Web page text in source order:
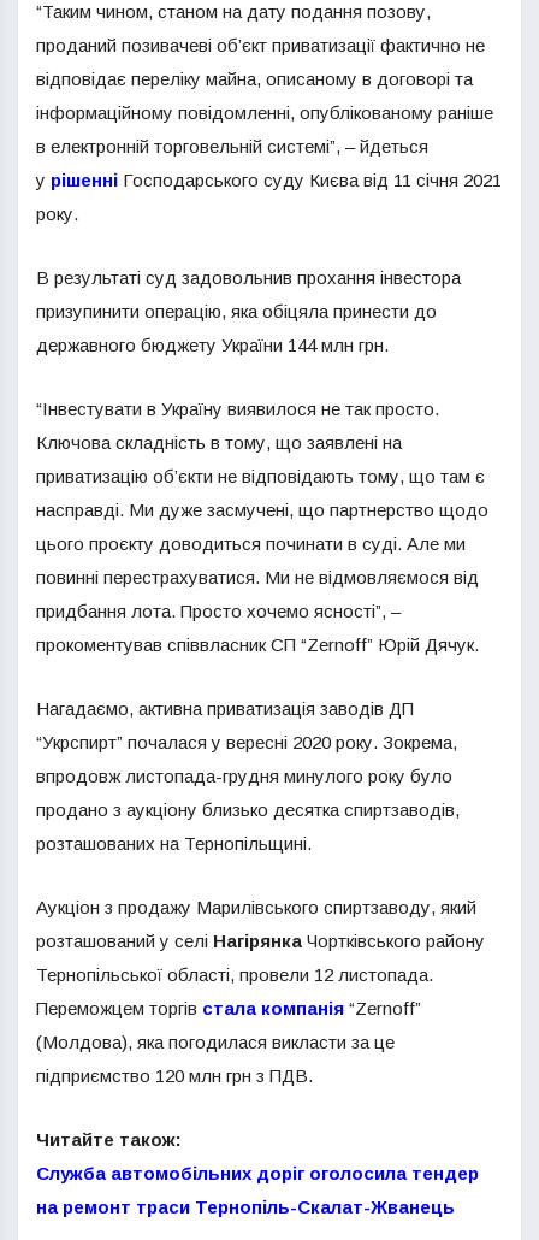
“Таким чином, станом на дату подання позову,
проданий позивачеві об’єкт приватизації фактично не
відповідає переліку майна, описаному в договорі та
інформаційному повідомленні, опублікованому раніше
в електронній торговельній системі”, – йдеться
у рішенні Господарського суду Києва від 11 січня 2021
року.
В результаті суд задовольнив прохання інвестора
призупинити операцію, яка обіцяла принести до
державного бюджету України 144 млн грн.
“Інвестувати в Україну виявилося не так просто.
Ключова складність в тому, що заявлені на
приватизацію об’єкти не відповідають тому, що там є
насправді. Ми дуже засмучені, що партнерство щодо
цього проєкту доводиться починати в суді. Але ми
повинні перестрахуватися. Ми не відмовляємося від
придбання лота. Просто хочемо ясності”, –
прокоментував співвласник СП “Zernoff” Юрій Дячук.
Нагадаємо, активна приватизація заводів ДП
“Укрспирт” почалася у вересні 2020 року. Зокрема,
впродовж листопада-грудня минулого року було
продано з аукціону близько десятка спиртзаводів,
розташованих на Тернопільщині.
Аукціон з продажу Марилівського спиртзаводу, який
розташований у селі Нагірянка Чортківського району
Тернопільської області, провели 12 листопада.
Переможцем торгів стала компанія “Zernoff”
(Молдова), яка погодилася викласти за це
підприємство 120 млн грн з ПДВ.
Читайте також:
Служба автомобільних доріг оголосила тендер
на ремонт траси Тернопіль-Скалат-Жванець